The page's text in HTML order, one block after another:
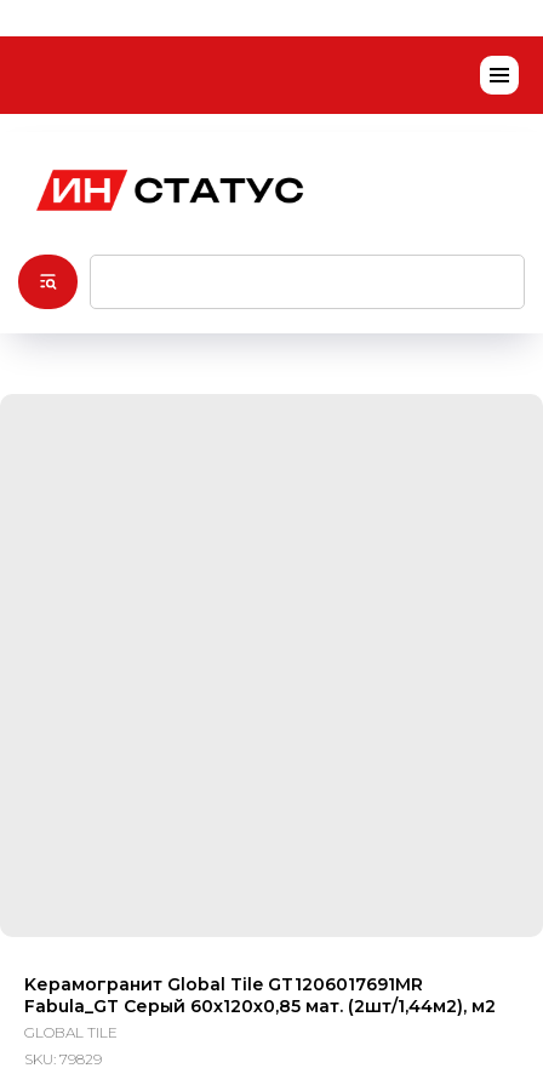
Kерамогранит Global Tile GT1206017691MR
Fabula_GT Серый 60x120х0,85 мат. (2шт/1,44м2), м2
GLOBAL TILE
SKU: 79829